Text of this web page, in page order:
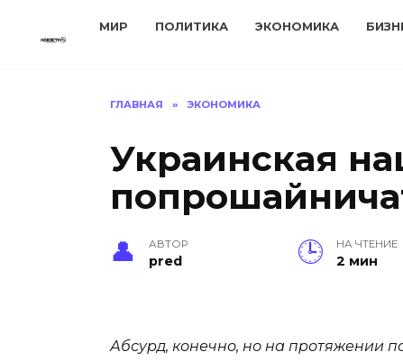
МИР ПОЛИТИКА ЭКОНОМИКА
ГЛАВНАЯ » ЭКОНОМИКА
Украинская
АВТОР
pred
НА ЧТЕНИЕ
2 мин
Абсурд, конечно, но на протяжении